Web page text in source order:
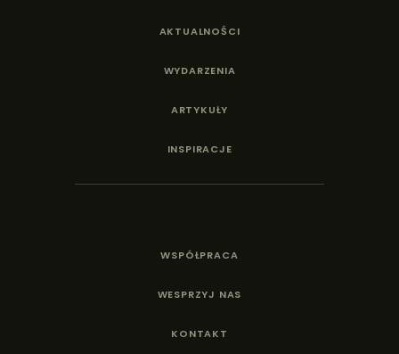
AKTUALNOŚCI
WYDARZENIA
ARTYKUŁY
INSPIRACJE
WSPÓŁPRACA
WESPRZYJ NAS
KONTAKT